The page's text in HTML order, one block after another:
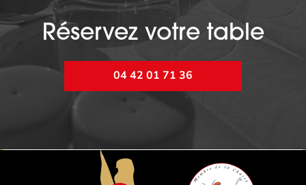
Réservez votre table
04 42 01 71 36